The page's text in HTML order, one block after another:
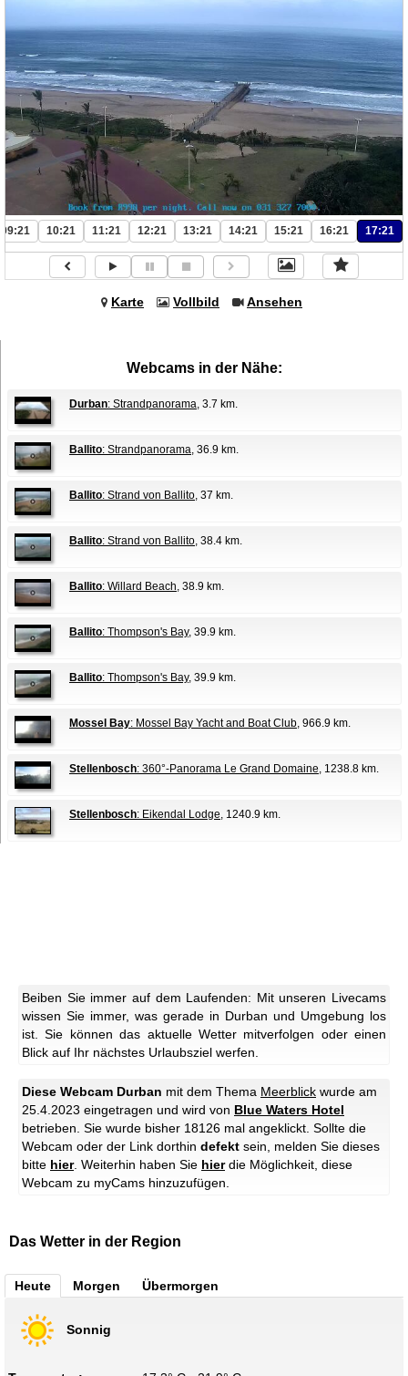
09:21 10:21 11:21 12:21 13:21 14:21 15:21 16:21 17:21
Karte Vollbild Ansehen
Webcams in der Nähe:
Durban: Strandpanorama, 3.7 km.
Ballito: Strandpanorama, 36.9 km.
Ballito: Strand von Ballito, 37 km.
Ballito: Strand von Ballito, 38.4 km.
Ballito: Willard Beach, 38.9 km.
Ballito: Thompson's Bay, 39.9 km.
Ballito: Thompson's Bay, 39.9 km.
Mossel Bay: Mossel Bay Yacht and Boat Club, 966.9 km.
Stellenbosch: 360°-Panorama Le Grand Domaine, 1238.8 km.
Stellenbosch: Eikendal Lodge, 1240.9 km.
Beiben Sie immer auf dem Laufenden: Mit unseren Livecams
wissen Sie immer, was gerade in Durban und Umgebung los
ist. Sie können das aktuelle Wetter mitverfolgen oder einen
Blick auf Ihr nächstes Urlaubsziel werfen.
Diese Webcam Durban mit dem Thema Meerblick wurde am
25.4.2023 eingetragen und wird von Blue Waters Hotel
betrieben. Sie wurde bisher 18126 mal angeklickt. Sollte die
Webcam oder der Link dorthin defekt sein, melden Sie dieses
bitte hier. Weiterhin haben Sie hierdie Möglichkeit, diese
Webcam zu myCams hinzuzufügen.
Das Wetter in der Region
Heute Morgen Übermorgen
Sonnig